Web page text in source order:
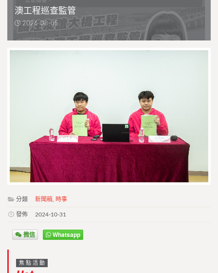
澳工程巡查監管
2026-08-05
分類 新聞稿 時事
發佈 2024-10-31
微信 Whatsapp
焦點活動